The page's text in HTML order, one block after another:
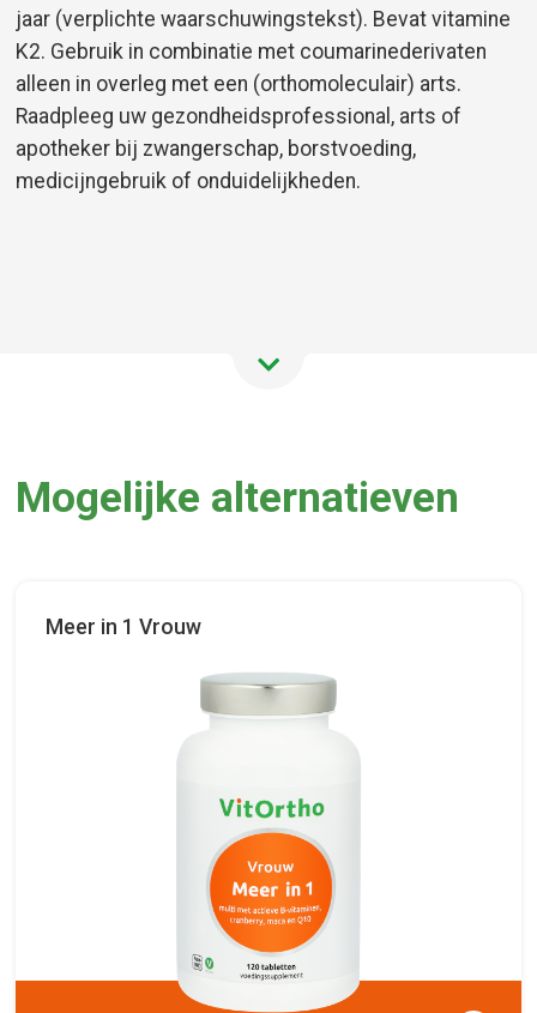
jaar (verplichte waarschuwingstekst). Bevat vitamine
K2. Gebruik in combinatie met coumarinederivaten
alleen in overleg met een (orthomoleculair) arts.
Raadpleeg uw gezondheidsprofessional, arts of
apotheker bij zwangerschap, borstvoeding,
medicijngebruik of onduidelijkheden.
Mogelijke alternatieven
Meer in 1 Vrouw